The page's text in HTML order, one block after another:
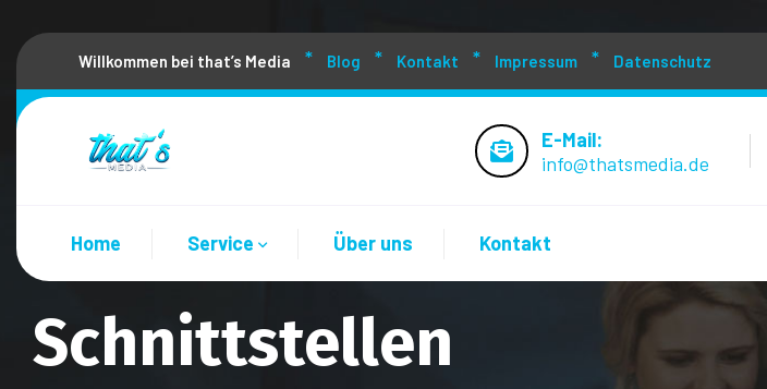
Willkommen bei that’s Media Blog Kontakt Impressum Datenschutz
E-Mail:
info@thatsmedia.de
Home Service Über uns Kontakt
Schnittstellen